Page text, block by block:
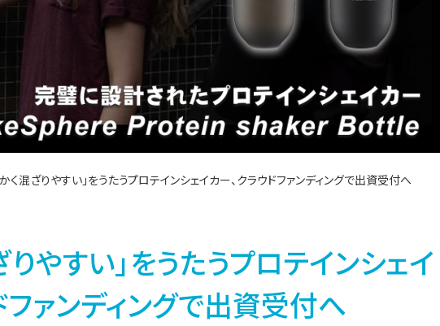
かく混ざりやすい」をうたうプロテインシェイカー、クラウドファンディングで出資受付へ
りやすい」をうたうプロテインシェイ
ファンディングで出資受付へ